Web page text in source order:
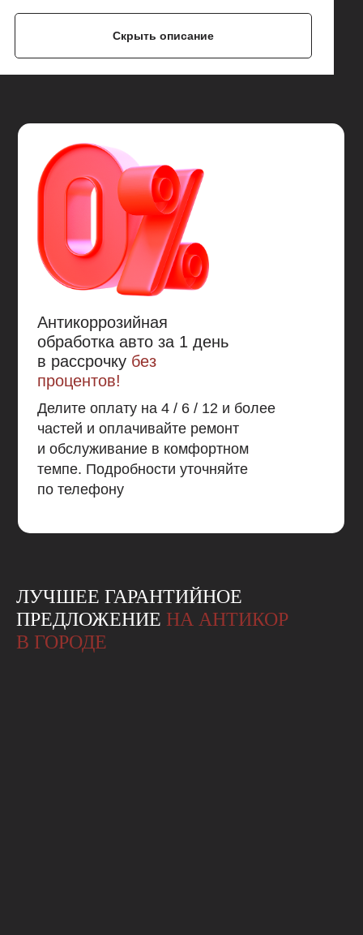
становится упругим.
Имеет свойство самовосстановления, то есть
пока их обнаружат.
Материал зимой не трескается, летом не течет.
временем от агрессивной среды и механических
гравий, мелкие камни – царапают защитное
покрытие Mercasol 831, открывая металл.) и
позволит развиваться коррозии в местах
повреждения, а также не хотите обращаться к теме
антикоррозионной обработки 10 и более лет, то
Mercasol 845 - это то без чего вам не обойтись.
Скрыть описание
Антикоррозийная
обработка авто за 1 день
в рассрочку без
процентов!
Делите оплату на 4 / 6 / 12 и более
частей и оплачивайте ремонт
и обслуживание в комфортном
темпе. Подробности уточняйте
по телефону
ЛУЧШЕЕ ГАРАНТИЙНОЕ
ПРЕДЛОЖЕНИЕ НА АНТИКОР
В ГОРОДЕ